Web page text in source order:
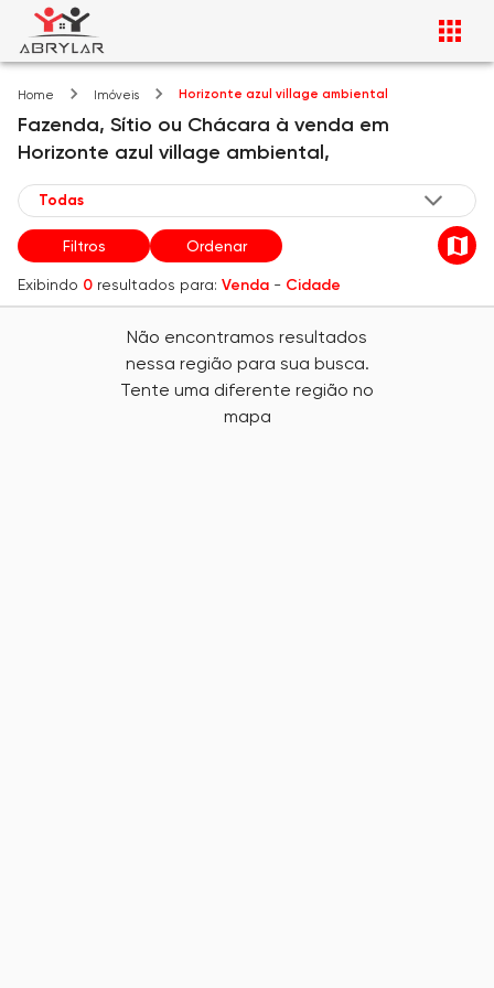
Home Imóveis Horizonte azul village ambiental
Fazenda, Sítio ou Chácara à venda em
Horizonte azul village ambiental,
Filtros Ordenar
Exibindo 0 resultados para: Venda - Cidade
Não encontramos resultados
nessa região para sua busca.
Tente uma diferente região no
mapa